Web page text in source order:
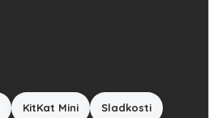
KitKat Mini Sladkosti